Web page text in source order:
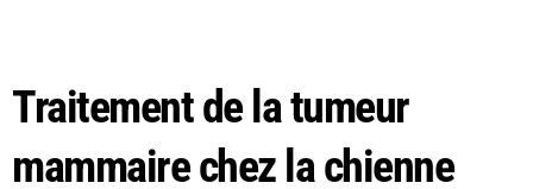
Traitement de la tumeur
mammaire chez la chienne